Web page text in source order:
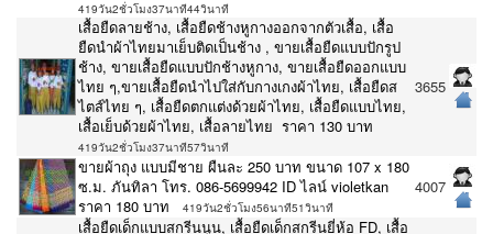
419วัน2ชั่วโมง37นาที44วินาที
เสื้อยืดลายช้าง, เสื้อยืดช้างหูกางออกจากตัวเสื้อ, เสื้อ
ยืดนำผ้าไทยมาเย็บติดเป็นช้าง , ขายเสื้อยืดแบบปักรูป
ช้าง, ขายเสื้อยืดแบบปักช้างหูกาง, ขายเสื้อยืดออกแบบ
ไทย ๆ,ขายเสื้อยืดนำไปใส่กับกางเกงผ้าไทย, เสื้อยืดส
ไตส์ไทย ๆ, เสื้อยืดตกแต่งด้วยผ้าไทย, เสื้อยืดแบบไทย,
เสื้อเย็บด้วยผ้าไทย, เสื้อลายไทย ราคา 130 บาท
419วัน2ชั่วโมง37นาที57วินาที
3655
ขายผ้าถุง แบบมีชาย ผืนละ 250 บาท ขนาด 107 x 180
ซ.ม. ภันทิลา โทร. 086-5699942 ID ไลน์ violetkan
ราคา 180 บาท
419วัน2ชั่วโมง56นาที51วินาที
4007
เสื้อยืดเด็กแบบสกรีนนูน, เสื้อยืดเด็กสกรีนยี่ห้อ FD, เสื้อ